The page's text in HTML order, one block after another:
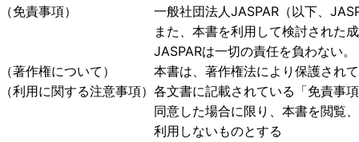
（免責事項） 一般社団法人JASPAR（以下、
また、本書を利用して検討された成果物、また
JASPARは一切の責任を負わない。
（著作権について） 本書は、著作権法により保護されて
（利用に関する注意事項）各文書に記載されている「免責
同意した場合に限り、本書を閲覧、利用する
利用しないものとする